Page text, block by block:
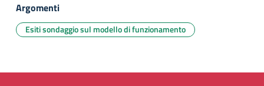
Argomenti
Esiti sondaggio sul modello di funzionamento